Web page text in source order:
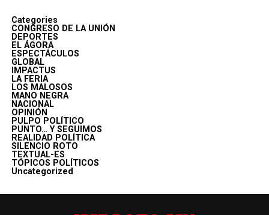
Categories
CONGRESO DE LA UNIÓN
DEPORTES
EL ÁGORA
ESPECTÁCULOS
GLOBAL
IMPACTUS
LA FERIA
LOS MALOSOS
MANO NEGRA
NACIONAL
OPINIÓN
PULPO POLÍTICO
PUNTO… Y SEGUIMOS
REALIDAD POLÍTICA
SILENCIO ROTO
TEXTUAL-ES
TÓPICOS POLÍTICOS
Uncategorized